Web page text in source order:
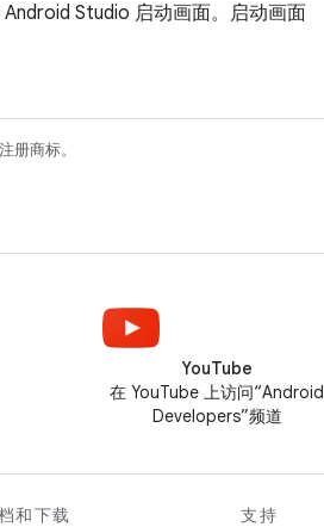
Studio 启动画面。启动画面
册商标。
YouTube
在 YouTube 上访问“Android
Developers”频道
和下载
支持